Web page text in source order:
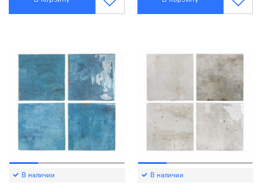
В наличии В наличии